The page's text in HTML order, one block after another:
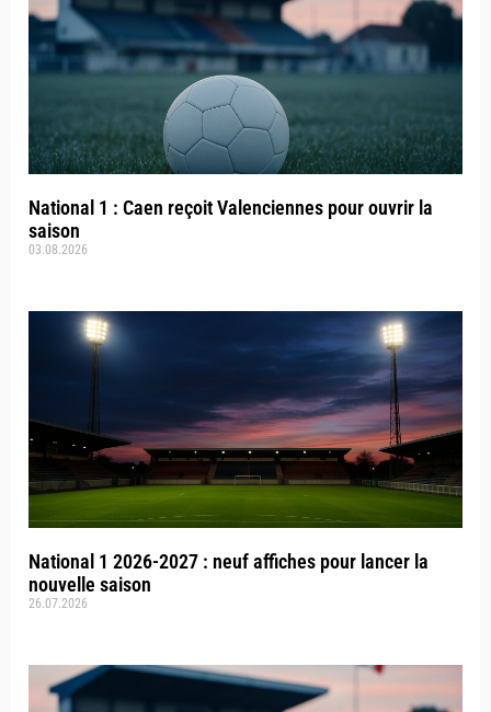
National 1 : Caen reçoit Valenciennes pour ouvrir la
saison
03.08.2026
National 1 2026-2027 : neuf affiches pour lancer la
nouvelle saison
26.07.2026